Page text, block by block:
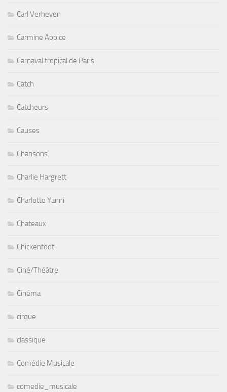
Carl Verheyen
Carmine Appice
Carnaval tropical de Paris
Catch
Catcheurs
Causes
Chansons
Charlie Hargrett
Charlotte Yanni
Chateaux
Chickenfoot
Ciné/Théâtre
Cinéma
cirque
classique
Comédie Musicale
comedie_musicale